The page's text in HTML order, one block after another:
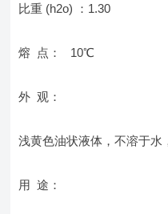
比重 (h2o) ：1.30
熔 点： 10℃
外 观：
浅黄色油状液体，不溶于水
用 途：